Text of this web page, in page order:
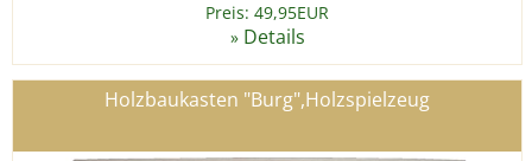
Preis: 49,95EUR
» Details
Holzbaukasten "Burg",Holzspielzeug